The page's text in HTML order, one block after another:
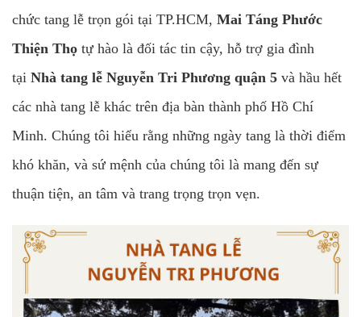
chức tang lễ trọn gói tại TP.HCM, Mai Táng Phước
Thiện Thọ tự hào là đối tác tin cậy, hỗ trợ gia đình
tại Nhà tang lễ Nguyễn Tri Phương quận 5 và hầu hết
các nhà tang lễ khác trên địa bàn thành phố Hồ Chí
Minh. Chúng tôi hiểu rằng những ngày tang là thời điểm
khó khăn, và sứ mệnh của chúng tôi là mang đến sự
thuận tiện, an tâm và trang trọng trọn vẹn.